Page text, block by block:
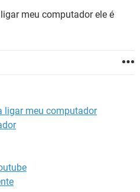
EXCEL
meu computador ele é
ligar meu computador